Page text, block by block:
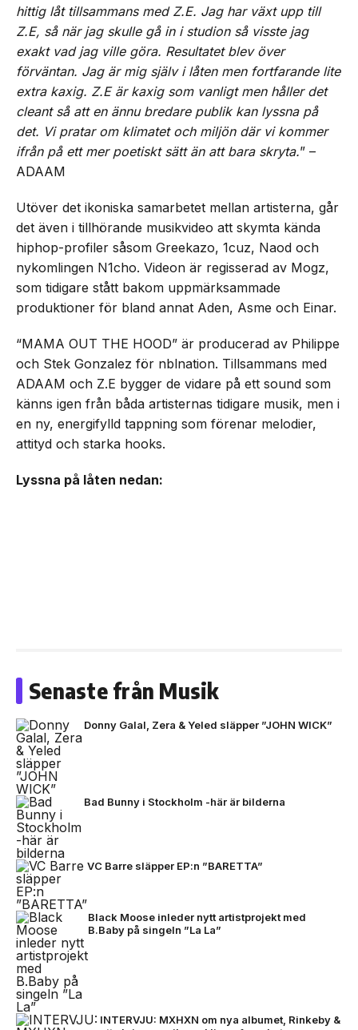
hittig låt tillsammans med Z.E. Jag har växt upp till
Z.E, så när jag skulle gå in i studion så visste jag
exakt vad jag ville göra. Resultatet blev över
förväntan. Jag är mig själv i låten men fortfarande lite
extra kaxig. Z.E är kaxig som vanligt men håller det
cleant så att en ännu bredare publik kan lyssna på
det. Vi pratar om klimatet och miljön där vi kommer
ifrån på ett mer poetiskt sätt än att bara skryta.” –
ADAAM
Utöver det ikoniska samarbetet mellan artisterna, går
det även i tillhörande musikvideo att skymta kända
hiphop-profiler såsom Greekazo, 1cuz, Naod och
nykomlingen N1cho. Videon är regisserad av Mogz,
som tidigare stått bakom uppmärksammade
produktioner för bland annat Aden, Asme och Einar.
“MAMA OUT THE HOOD” är producerad av Philippe
och Stek Gonzalez för nblnation. Tillsammans med
ADAAM och Z.E bygger de vidare på ett sound som
känns igen från båda artisternas tidigare musik, men i
en ny, energifylld tappning som förenar melodier,
attityd och starka hooks.
Lyssna på låten nedan:
Senaste från Musik
Donny Galal, Zera & Yeled släpper ”JOHN WICK”
Bad Bunny i Stockholm -här är bilderna
VC Barre släpper EP:n ”BARETTA”
Black Moose inleder nytt artistprojekt med
B.Baby på singeln ”La La”
INTERVJU: MXHXN om nya albumet, Rinkeby &